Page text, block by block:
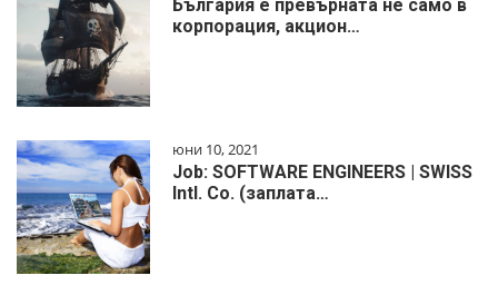
България е превърната не само в
корпорация, акцион…
юни 10, 2021
Job: SOFTWARE ENGINEERS | SWISS
Intl. Co. (заплата…